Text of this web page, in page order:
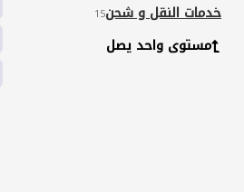
خدمات النقل و شحن15
مستوى واحد يصل